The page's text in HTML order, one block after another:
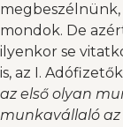
megbeszélnünk,
mondok. De
ilyenkor se
is, az I.
az első olyan
munkavállaló